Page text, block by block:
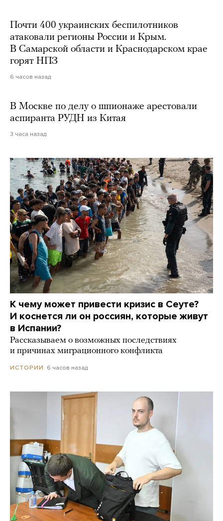
Почти 400 украинских беспилотников
атаковали регионы России и Крым.
В Самарской области и Краснодарском крае
горят НПЗ
6 часов назад
В Москве по делу о шпионаже арестовали
аспиранта РУДН из Китая
3 часа назад
К чему может привести кризис в Сеуте?
И коснется ли он россиян, которые живут
в Испании?
Рассказываем о возможных последствиях
и причинах миграционного конфликта
ИСТОРИИ 6 часов назад